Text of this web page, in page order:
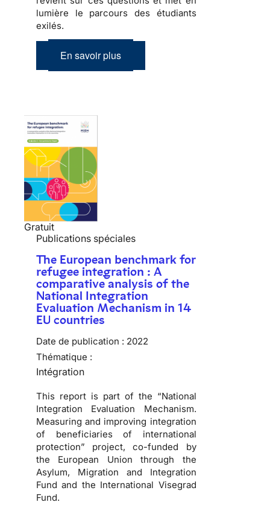
lumière le parcours des étudiants
exilés.
En savoir plus
Gratuit
Publications spéciales
The European benchmark for
refugee integration : A
comparative analysis of the
National Integration
Evaluation Mechanism in 14
EU countries
Date de publication : 2022
Thématique :
Intégration
This report is part of the “National
Integration Evaluation Mechanism.
Measuring and improving integration
of beneficiaries of international
protection” project, co-funded by
the European Union through the
Asylum, Migration and Integration
Fund and the International Visegrad
Fund.